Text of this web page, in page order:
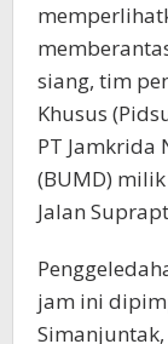
siang, tim
Khusus
PT Jamkrida
(BUMD)
Jalan
jam ini
Simanjuntak,